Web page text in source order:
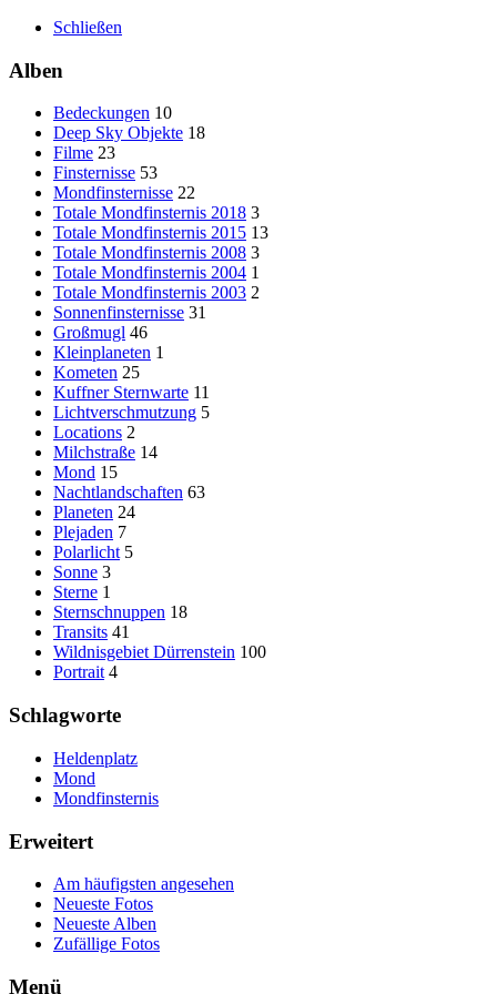
Schließen
Alben
Bedeckungen 10
Deep Sky Objekte 18
Filme 23
Finsternisse 53
Mondfinsternisse 22
Totale Mondfinsternis 2018 3
Totale Mondfinsternis 2015 13
Totale Mondfinsternis 2008 3
Totale Mondfinsternis 2004 1
Totale Mondfinsternis 2003 2
Sonnenfinsternisse 31
Großmugl 46
Kleinplaneten 1
Kometen 25
Kuffner Sternwarte 11
Lichtverschmutzung 5
Locations 2
Milchstraße 14
Mond 15
Nachtlandschaften 63
Planeten 24
Plejaden 7
Polarlicht 5
Sonne 3
Sterne 1
Sternschnuppen 18
Transits 41
Wildnisgebiet Dürrenstein 100
Portrait 4
Schlagworte
Heldenplatz
Mond
Mondfinsternis
Erweitert
Am häufigsten angesehen
Neueste Fotos
Neueste Alben
Zufällige Fotos
Menü